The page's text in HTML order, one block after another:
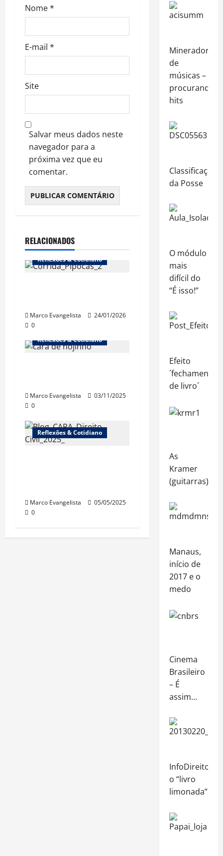
Nome*
E-mail *
Site
Salvar meus dados neste
navegador para a
próxima vez que eu
comentar.
RELACIONADOS
Reflexões & Cotidiano
Marco Evangelista
24/01/2026
0
Reflexões & Cotidiano
Marco Evangelista
03/11/2025
0
Reflexões & Cotidiano
Marco Evangelista
05/05/2025
0
Minerador
de
músicas –
procurando
hits
Classificação
da Posse
O módulo
mais
difícil do
“É isso!”
Efeito
´fechamento
de livro´
As
Kramer
(guitarras)
Manaus,
início de
2017 e o
medo
Cinema
Brasileiro
– É
assim…
InfoDireito,
o “livro
limonada”